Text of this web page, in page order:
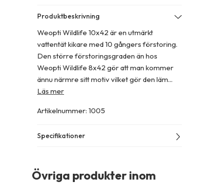
Produktbeskrivning
Weopti Wildlife 10x42 är en utmärkt
vattentät kikare med 10 gångers förstoring.
Den större förstoringsgraden än hos
Weopti Wildlife 8x42 gör att man kommer
ännu närmre sitt motiv vilket gör den läm...
Läs mer
Artikelnummer: 1005
Specifikationer
Övriga produkter inom